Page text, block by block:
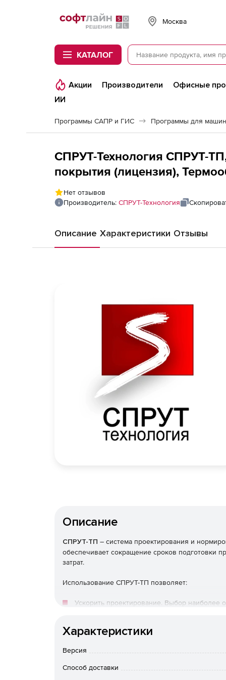
Softline
Москва
КАТАЛОГ
Акции Производители Офисные
ИИ
Программы САПР и ГИС Программы для
СПРУТ-Технология СПРУТ-
покрытия (лицензия),
шт.)Нет отзывов
Производитель: СПРУТ-Технология
Описание Характеристики Отзывы
Описание
СПРУТ-ТП – система проектирования и
обеспечивает сокращение сроков подготовки
затрат.
Использование СПРУТ-ТП позволяет:
Ускорить проектирование. Выбор наиболее
Повысить точность нормирования
Стандартизировать техпроцессы.
Характеристики
Версия
Способ доставки